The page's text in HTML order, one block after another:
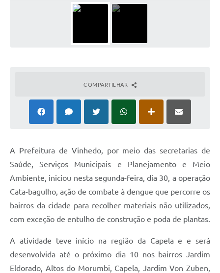
Sistema de Protocolo
Contratos
Carta de Serviços
Arquivos para Download
Galeria de Vídeos
Contas Públicas
Legislação
COMPARTILHAR
A Prefeitura de Vinhedo, por meio das secretarias de
Saúde, Serviços Municipais e Planejamento e Meio
Ambiente, iniciou nesta segunda-feira, dia 30, a operação
Cata-bagulho, ação de combate à dengue que percorre os
bairros da cidade para recolher materiais não utilizados,
com exceção de entulho de construção e poda de plantas.
A atividade teve início na região da Capela e e será
desenvolvida até o próximo dia 10 nos bairros Jardim
Eldorado, Altos do Morumbi, Capela, Jardim Von Zuben,